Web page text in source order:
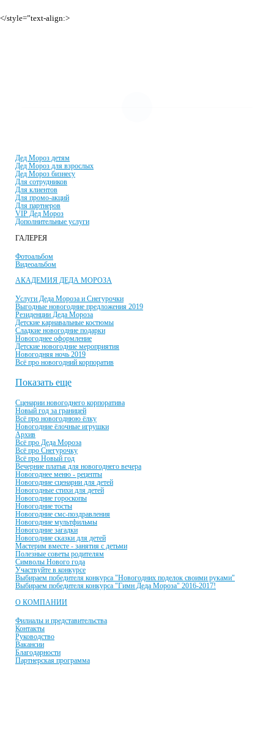
</style=”text-align:>
Дед Мороз детям
Дед Мороз для взрослых
Дед Мороз бизнесу
Для сотрудников
Для клиентов
Для промо-акций
Для партнеров
VIP Дед Мороз
Дополнительные услуги
ГАЛЕРЕЯ
Фотоальбом
Видеоальбом
АКАДЕМИЯ ДЕДА МОРОЗА
Услуги Деда Мороза и Снегурочки
Выгодные новогодние предложения 2019
Резиденции Деда Мороза
Детские карнавальные костюмы
Сладкие новогодние подарки
Новогоднее оформление
Детские новогодние мероприятия
Новогодняя ночь 2019
Всё про новогодний корпоратив
Показать еще
Сценарии новогоднего корпоратива
Новый год за границей
Всё про новогоднюю ёлку
Новогодние ёлочные игрушки
Архив
Всё про Деда Мороза
Всё про Снегурочку
Всё про Новый год
Вечерние платья для новогоднего вечера
Новогоднее меню - рецепты
Новогодние сценарии для детей
Новогодные стихи для детей
Новогодние гороскопы
Новогодние тосты
Новогодние смс-поздравления
Новогодние мультфильмы
Новогодние загадки
Новогодние сказки для детей
Мастерим вместе - занятия с детьми
Полезные советы родителям
Символы Нового года
Участвуйте в конкурсе
Выбираем победителя конкурса "Новогодних поделок своими руками"
Выбираем победителя конкурса "Гимн Деда Мороза" 2016-2017!
О КОМПАНИИ
Филиалы и представительства
Контакты
Руководство
Вакансии
Благодарности
Партнерская программа